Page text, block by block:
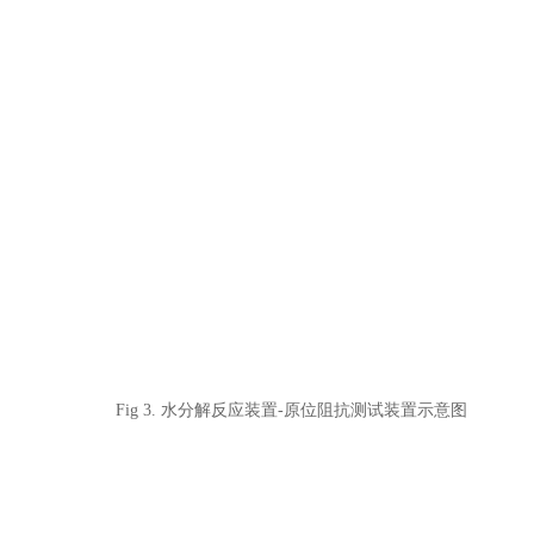
Fig 3. 水分解反应装置-原位阻抗测试装置示意图